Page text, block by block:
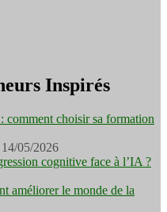
Inspirés
comment choisir sa formation
14/05/2026
cognitive face à l’IA ?
améliorer le monde de la